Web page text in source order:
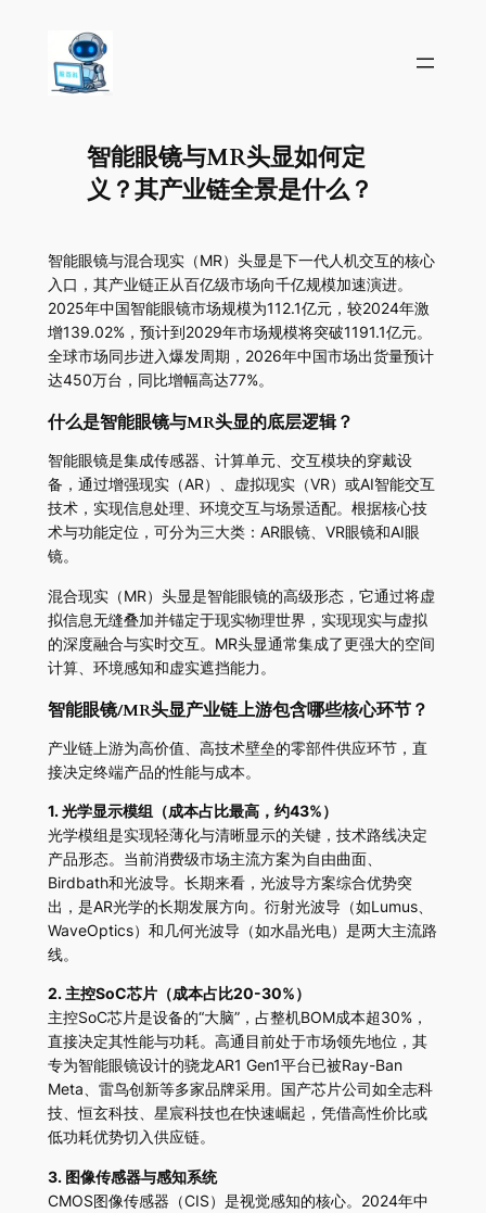
智能眼镜与MR头显如何定
义？其产业链全景是什么？
智能眼镜与混合现实（MR）头显是下一代人机交互的核心
入口，其产业链正从百亿级市场向千亿规模加速演进。
2025年中国智能眼镜市场规模为112.1亿元，较2024年激
增139.02%，预计到2029年市场规模将突破1191.1亿元。
全球市场同步进入爆发周期，2026年中国市场出货量预计
达450万台，同比增幅高达77%。
什么是智能眼镜与MR头显的底层逻辑？
智能眼镜是集成传感器、计算单元、交互模块的穿戴设
备，通过增强现实（AR）、虚拟现实（VR）或AI智能交互
技术，实现信息处理、环境交互与场景适配。根据核心技
术与功能定位，可分为三大类：AR眼镜、VR眼镜和AI眼
镜。
混合现实（MR）头显是智能眼镜的高级形态，它通过将虚
拟信息无缝叠加并锚定于现实物理世界，实现现实与虚拟
的深度融合与实时交互。MR头显通常集成了更强大的空间
计算、环境感知和虚实遮挡能力。
智能眼镜/MR头显产业链上游包含哪些核心环节？
产业链上游为高价值、高技术壁垒的零部件供应环节，直
接决定终端产品的性能与成本。
1. 光学显示模组（成本占比最高，约43%）
光学模组是实现轻薄化与清晰显示的关键，技术路线决定
产品形态。当前消费级市场主流方案为自由曲面、
Birdbath和光波导。长期来看，光波导方案综合优势突
出，是AR光学的长期发展方向。衍射光波导（如Lumus、
WaveOptics）和几何光波导（如水晶光电）是两大主流路
线。
2. 主控SoC芯片（成本占比20-30%）
主控SoC芯片是设备的“大脑”，占整机BOM成本超30%，
直接决定其性能与功耗。高通目前处于市场领先地位，其
专为智能眼镜设计的骁龙AR1 Gen1平台已被Ray-Ban
Meta、雷鸟创新等多家品牌采用。国产芯片公司如全志科
技、恒玄科技、星宸科技也在快速崛起，凭借高性价比或
低功耗优势切入供应链。
3. 图像传感器与感知系统
CMOS图像传感器（CIS）是视觉感知的核心。2024年中